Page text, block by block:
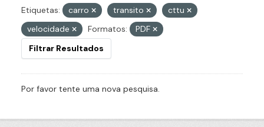
Etiquetas: carro transito
cttu
velocidade
Formatos:
PDF
Filtrar Resultados
Por favor tente uma nova pesquisa.